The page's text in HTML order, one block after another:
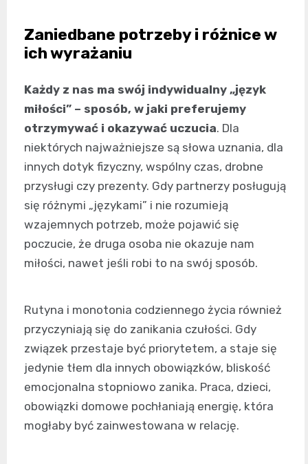
Zaniedbane potrzeby i różnice w
ich wyrażaniu
Każdy z nas ma swój indywidualny „język
miłości” – sposób, w jaki preferujemy
otrzymywać i okazywać uczucia. Dla
niektórych najważniejsze są słowa uznania, dla
innych dotyk fizyczny, wspólny czas, drobne
przysługi czy prezenty. Gdy partnerzy posługują
się różnymi „językami” i nie rozumieją
wzajemnych potrzeb, może pojawić się
poczucie, że druga osoba nie okazuje nam
miłości, nawet jeśli robi to na swój sposób.
Rutyna i monotonia codziennego życia również
przyczyniają się do zanikania czułości. Gdy
związek przestaje być priorytetem, a staje się
jedynie tłem dla innych obowiązków, bliskość
emocjonalna stopniowo zanika. Praca, dzieci,
obowiązki domowe pochłaniają energię, która
mogłaby być zainwestowana w relację.